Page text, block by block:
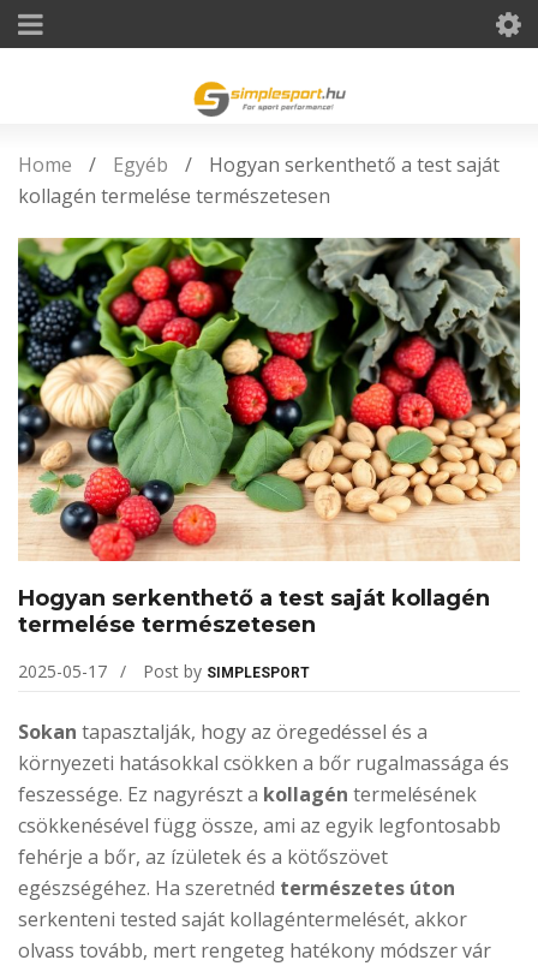
Home / Egyéb /
Hogyan serkenthető a test saját
kollagén termelése természetesen
Hogyan serkenthető a test saját kollagén
termelése természetesen
2025-05-17 Post by SIMPLESPORT
Sokan tapasztalják, hogy az öregedéssel és a
környezeti hatásokkal csökken a bőr rugalmassága és
feszessége. Ez nagyrészt a kollagén termelésének
csökkenésével függ össze, ami az egyik legfontosabb
fehérje a bőr, az ízületek és a kötőszövet
egészségéhez. Ha szeretnéd természetes úton
serkenteni tested saját kollagéntermelését, akkor
olvass tovább, mert rengeteg hatékony módszer vár